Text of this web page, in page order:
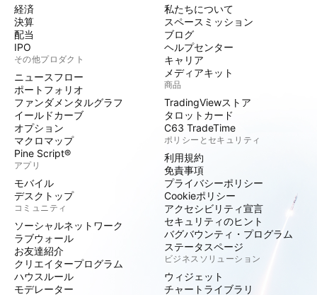
経済
決算
配当
IPO
その他プロダクト
ニュースフロー
ポートフォリオ
ファンダメンタルグラフ
イールドカーブ
オプション
マクロマップ
Pine Script®
アプリ
モバイル
デスクトップ
コミュニティ
ソーシャルネットワーク
ラブウォール
お友達紹介
クリエイタープログラム
ハウスルール
モデレーター
私たちについて
スペースミッション
ブログ
ヘルプセンター
キャリア
メディアキット
商品
TradingViewストア
タロットカード
C63 TradeTime
ポリシーとセキュリティ
利用規約
免責事項
プライバシーポリシー
Cookieポリシー
アクセシビリティ宣言
セキュリティのヒント
バグバウンティ・プログラム
ステータスページ
ビジネスソリューション
ウィジェット
チャートライブラリ